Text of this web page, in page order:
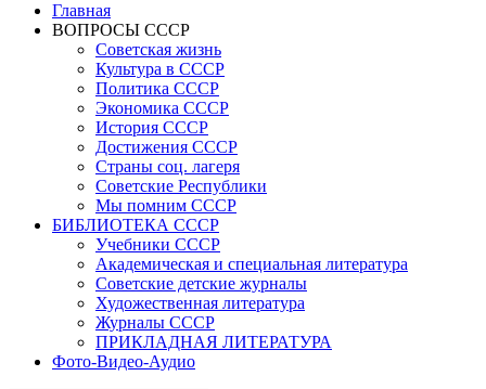
Главная
ВОПРОСЫ СССР
Советская жизнь
Культура в СССР
Политика СССР
Экономика СССР
История СССР
Достижения СССР
Страны соц. лагеря
Советские Республики
Мы помним СССР
БИБЛИОТЕКА СССР
Учебники СССР
Академическая и специальная литература
Советские детские журналы
Художественная литература
Журналы СССР
ПРИКЛАДНАЯ ЛИТЕРАТУРА
Фото-Видео-Аудио